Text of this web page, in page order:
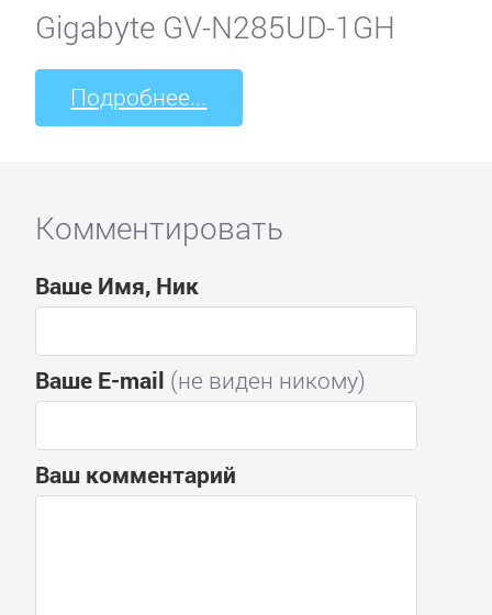
Gigabyte GV-N285UD-1GH
Подробнее...
Комментировать
Ваше Имя, Ник
Ваше E-mail (не виден никому)
Ваш комментарий